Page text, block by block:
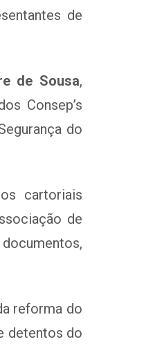
de
de Sousa,
Consep’s
do
cartoriais
de
reforma do
detentos do